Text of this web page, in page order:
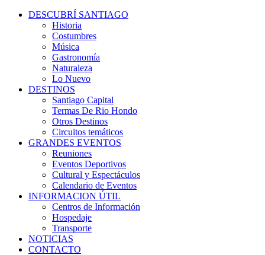
DESCUBRÍ SANTIAGO
Historia
Costumbres
Música
Gastronomía
Naturaleza
Lo Nuevo
DESTINOS
Santiago Capital
Termas De Rio Hondo
Otros Destinos
Circuitos temáticos
GRANDES EVENTOS
Reuniones
Eventos Deportivos
Cultural y Espectáculos
Calendario de Eventos
INFORMACION ÚTIL
Centros de Información
Hospedaje
Transporte
NOTICIAS
CONTACTO